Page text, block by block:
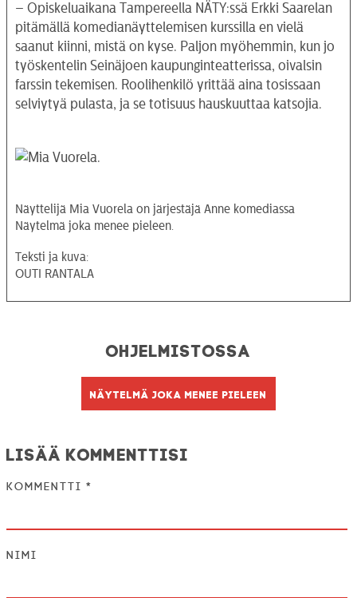
– Opiskeluaikana Tampereella NÄTY:ssä Erkki Saarelan
pitämällä komedianäyttelemisen kurssilla en vielä
saanut kiinni, mistä on kyse. Paljon myöhemmin, kun jo
työskentelin Seinäjoen kaupunginteatterissa, oivalsin
farssin tekemisen. Roolihenkilö yrittää aina tosissaan
selviytyä pulasta, ja se totisuus hauskuuttaa katsojia.
Näyttelijä Mia Vuorela on järjestäjä Anne komediassa
Näytelmä joka menee pieleen.
Teksti ja kuva:
OUTI RANTALA
Ohjelmistossa
Näytelmä joka menee pieleen
Lisää kommenttisi
Kommentti *
Nimi